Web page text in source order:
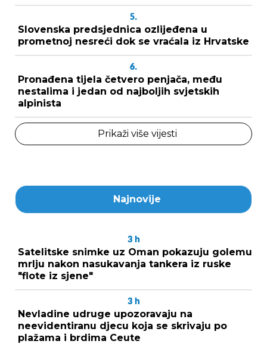
5.
Slovenska predsjednica ozlijeđena u
prometnoj nesreći dok se vraćala iz Hrvatske
6.
Pronađena tijela četvero penjača, među
nestalima i jedan od najboljih svjetskih
alpinista
Prikaži više vijesti
Najnovije
3 h
Satelitske snimke uz Oman pokazuju golemu
mrlju nakon nasukavanja tankera iz ruske
"flote iz sjene"
3 h
Nevladine udruge upozoravaju na
neevidentiranu djecu koja se skrivaju po
plažama i brdima Ceute